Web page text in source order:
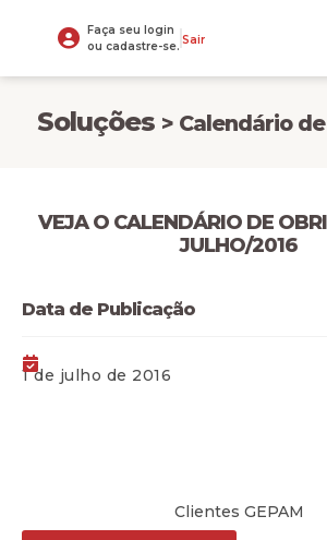
Faça seu login
ou cadastre-se. Sair
Soluções > Calendário
VEJA O CALENDÁRIO DE
JULHO/2016
Data de Publicação
1 de julho de 2016
Clientes GEPAM